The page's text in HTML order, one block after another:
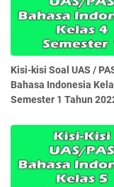
Kisi-kisi Soal UAS /
Bahasa Indonesia
Semester 1 Tahun